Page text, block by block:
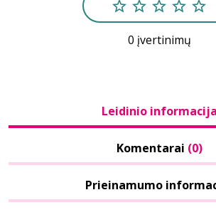
0 įvertinimų
Leidinio informacija
Komentarai (0)
Prieinamumo